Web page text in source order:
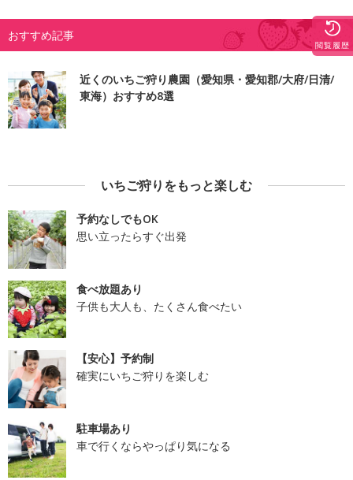
おすすめ記事
近くのいちご狩り農園（愛知県・愛知郡/大府/日清/
東海）おすすめ8選
いちご狩りをもっと楽しむ
予約なしでもOK
思い立ったらすぐ出発
食べ放題あり
子供も大人も、たくさん食べたい
【安心】予約制
確実にいちご狩りを楽しむ
駐車場あり
車で行くならやっぱり気になる
閲覧履歴